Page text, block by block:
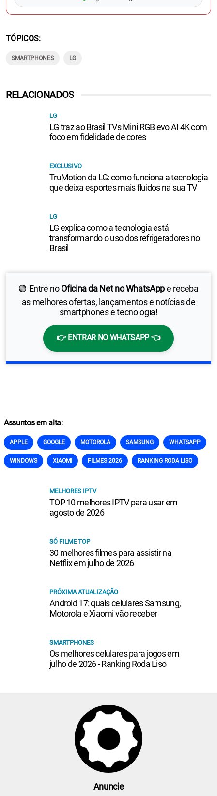
TÓPICOS
SMARTPHONES LG
🟢 Entre noOficina da Net no WhatsAppe receba
as melhores ofertas, lançamentos e notícias de
smartphones e tecnologia!
👉 ENTRAR NO WHATSAPP 👈
RELACIONADOS
LG
LG traz ao Brasil TVs Mini RGB evo AI 4K com
foco em fidelidade de cores
EXCLUSIVO
TruMotion da LG: como funciona a tecnologia
que deixa esportes mais fluidos na sua TV
LG
LG explica como a tecnologia está
transformando o uso dos refrigeradores no
Brasil
Assuntos em alta:
APPLE GOOGLE MOTOROLA SAMSUNG WHATSAPP
WINDOWS XIAOMI FILMES 2026 RANKING RODA LISO
MELHORES IPTV
TOP 10 melhores IPTV para usar em
agosto de 2026
SÓ FILME TOP
30 melhores filmes para assistir na
Netflix em julho de 2026
PRÓXIMA ATUALIZAÇÃO
Android 17: quais celulares Samsung,
Motorola e Xiaomi vão receber
SMARTPHONES
Os melhores celulares para jogos em
julho de 2026 - Ranking Roda Liso
Anuncie